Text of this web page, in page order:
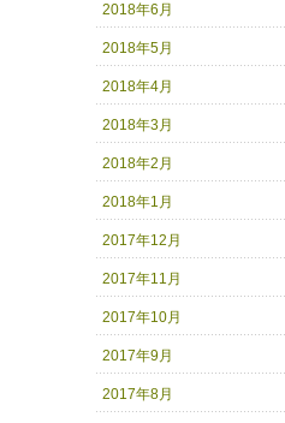
2018年6月
2018年5月
2018年4月
2018年3月
2018年2月
2018年1月
2017年12月
2017年11月
2017年10月
2017年9月
2017年8月